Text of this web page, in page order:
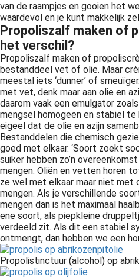
van de raampjes en gooien het
waardevol en je kunt makkelijk
Propoliszalf maken of
het verschil?
Propoliszalf maken of
bestanddeel vet of olie. Maar
meestal iets ‘dunner’ of
met vet, denk maar aan olie en
daarom vaak een emulgator
mengsel homogeen en stabiel te
eigeel dat de olie en azijn
Bestanddelen die chemisch
goed met elkaar. ‘Soort zoekt
suiker hebben zo’n
mengen. Oliën en vetten horen
ze wel met elkaar maar niet met
mengen. Als je verschillende
mengen dan is het maximaal
ene soort, als piepkleine
verdeeld zit. Als dit een stabiel
ontmengt, dan hebben we een
Propolistinctuur (alcohol) op